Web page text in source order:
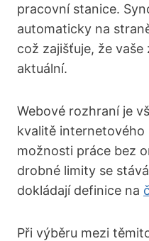
pracovní stanice.
automaticky na
což zajišťuje, že
aktuální.
Webové rozhraní je
kvalitě internetového
možnosti práce bez
drobné limity se
dokládají definice na
Při výběru mezi